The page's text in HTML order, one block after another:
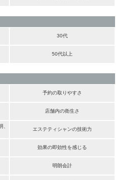
30代
50代以上
予約の取りやすさ
店舗内の衛生さ
、
エステティシャンの技術力
効果の即効性を感じる
明朗会計